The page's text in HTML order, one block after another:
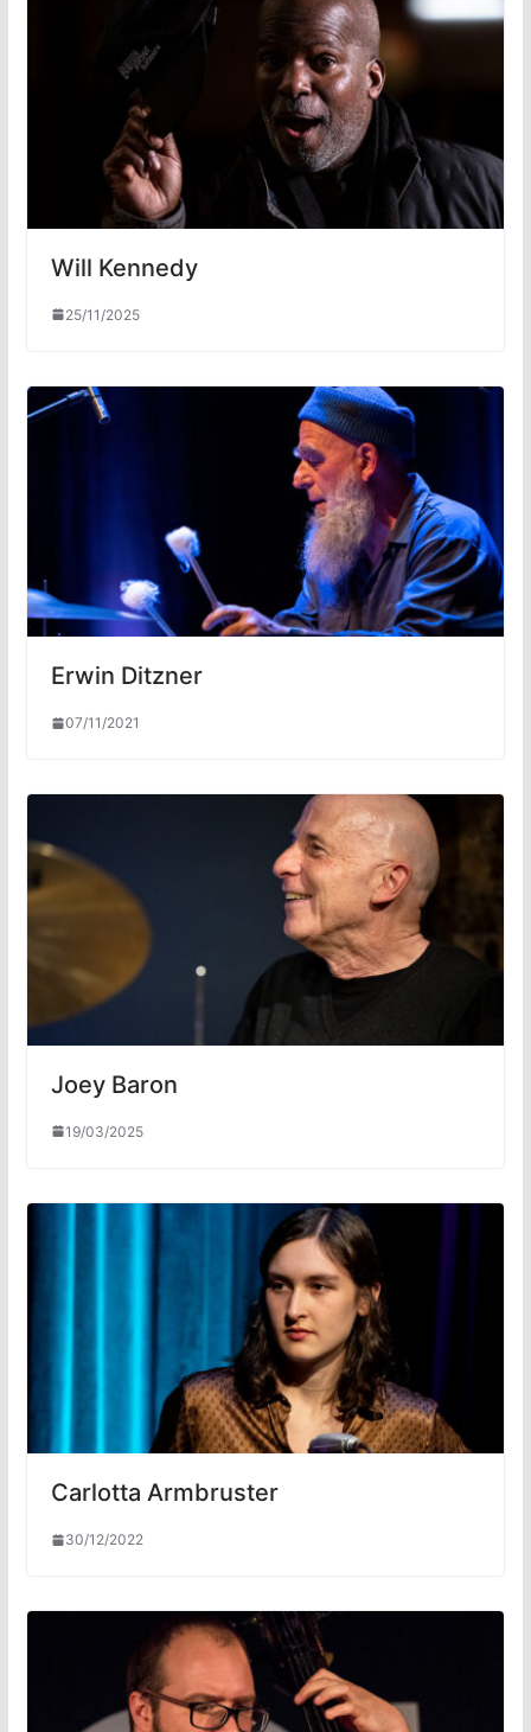
Will Kennedy
25/11/2025
Erwin Ditzner
07/11/2021
Joey Baron
19/03/2025
Carlotta Armbruster
30/12/2022